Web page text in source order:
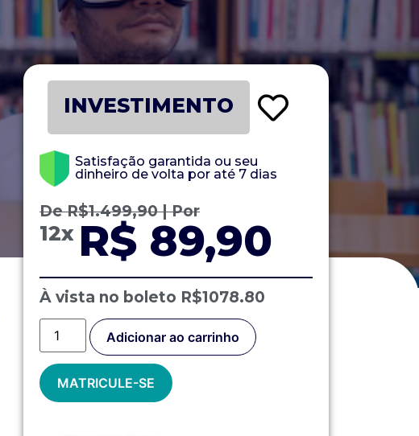
INVESTIMENTO
Satisfação garantida ou seu
dinheiro de volta por até 7 dias
DeR$1.499,90| Por
12x R$ 89,90
À vista no boleto R$1078.80
Adicionar ao carrinho
MATRICULE-SE